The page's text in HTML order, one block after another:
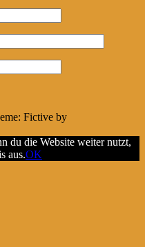
Fictive by
du die Website weiter nutzt,
aus.OK